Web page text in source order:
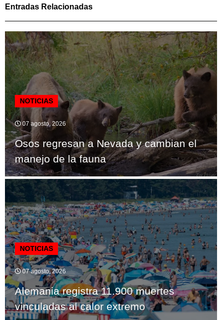
Entradas Relacionadas
NOTICIAS
07 agosto, 2026
Osos regresan a Nevada y cambian el
manejo de la fauna
NOTICIAS
07 agosto, 2026
Alemania registra 11.900 muertes
vinculadas al calor extremo